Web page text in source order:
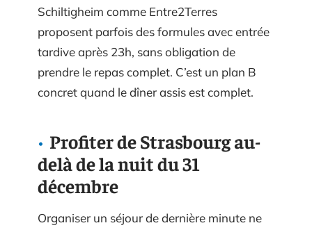
Schiltigheim comme Entre2Terres
proposent parfois des formules avec entrée
tardive après 23h, sans obligation de
prendre le repas complet. C’est un plan B
concret quand le dîner assis est complet.
Profiter de Strasbourg au-
delà de la nuit du 31
décembre
Organiser un séjour de dernière minute ne